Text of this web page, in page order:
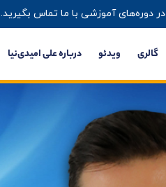
دوره‌های آموزشی با ما تماس بگیرید.
گالری ویدئو درباره علی امیدی‌نیا